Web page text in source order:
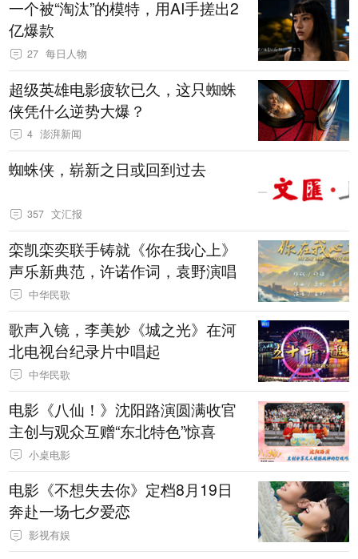
一个被“淘汰”的模特，用AI手搓出2
亿爆款
27 每日人物
超级英雄电影疲软已久，这只蜘蛛
侠凭什么逆势大爆？
4 澎湃新闻
蜘蛛侠，崭新之日或回到过去
357 文汇报
栾凯栾奕联手铸就《你在我心上》
声乐新典范，许诺作词，袁野演唱
中华民歌
歌声入镜，李美妙《城之光》在河
北电视台纪录片中唱起
中华民歌
电影《八仙！》沈阳路演圆满收官
主创与观众互赠“东北特色”惊喜
小桌电影
电影《不想失去你》定档8月19日
奔赴一场七夕爱恋
影视有娱